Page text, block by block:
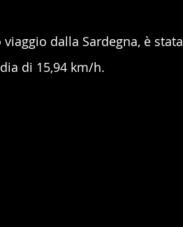
dalla Sardegna, è stata
di 15,94 km/h.